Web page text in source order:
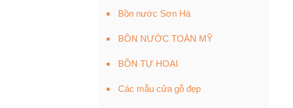
Bồn nước Sơn Hà
BỒN NƯỚC TOÀN MỸ
BỒN TỰ HOẠI
Các mẫu cửa gỗ đẹp